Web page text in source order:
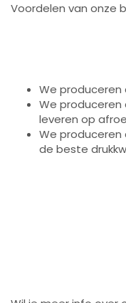
Voordelen van onze
We produceren
We produceren
leveren op
We
de beste